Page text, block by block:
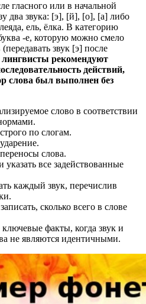
гласного или в начальной
два звука: [э], [й], [о], [а] либо
ель, ёлка. В категорию
-е, которую можно смело
звук [э] после
рекомендуют
действий,
слова был выполнен без
слово в соответствии
по слогам.
слова.
указать все задействованные
каждый звук, перечислив
сколько всего в слове
ключевые факты, когда звук и
не являются идентичными.